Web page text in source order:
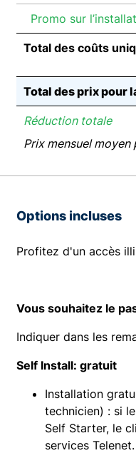
Promo sur
Total des coûts
Total des prix pour
Réduction totale
Prix mensuel moyen
Options incluses
Profitez d'un accès
Vous souhaitez le
Indiquer dans les
Self Install: gratuit
Installation
technicien) : si
Self Starter, le
services